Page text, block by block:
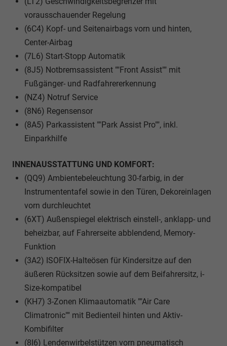
vorausschauender Regelung
(6C4) Kopf- und Seitenairbags vorn und hinten,
Center-Airbag
(7L6) Start-Stopp Automatik
(8J5) Notbremsassistent ""Front Assist"" mit
Fußgänger- und Radfahrererkennung
(NZ4) Notruf Service
(8N6) Regensensor
(8A5) Parkassistent ""Park Assist Pro"", inkl.
Einparkhilfe
INNENAUSSTATTUNG UND KOMFORT:
(QQ9) Ambientebeleuchtung 30-farbig, in der
Instrumententafel sowie in den Türen, Dekoreinlagen
vorn durchleuchtet
(6XT) Außenspiegel elektrisch einstell-, anklapp- und
beheizbar, auf Fahrerseite abblendend, Memory-
Funktion
(3A2) ISOFIX-Halteösen für Kindersitze auf den
äußeren Rücksitzen sowie auf dem Beifahrersitz, i-
Size-kompatibel
(KH7) 3-Zonen Klimaautomatik ""Air Care
Climatronic"" mit Bedienteil hinten und Aktiv-
Kombifilter
(8I6) Lendenwirbelstützen vorn pneumatisch